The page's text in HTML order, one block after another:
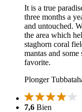
It is a true
three months a
and untouched.
the area which
staghorn coral
mantas and
favorite.
Plonger
7,6 Bien